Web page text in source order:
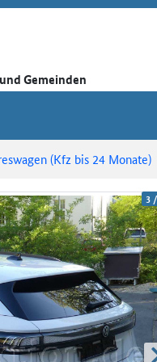
Gemeinden
(Kfz bis 24 Monate)
3